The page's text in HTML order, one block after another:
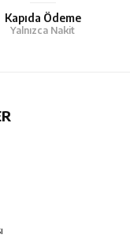
Kapıda Ödeme
Yalnızca Nakit